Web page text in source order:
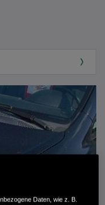
Daten, wie z. B.